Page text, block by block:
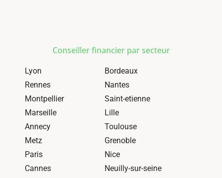
Conseiller financier par secteur
Lyon
Bordeaux
Rennes
Nantes
Montpellier
Saint-etienne
Marseille
Lille
Annecy
Toulouse
Metz
Grenoble
Paris
Nice
Cannes
Neuilly-sur-seine